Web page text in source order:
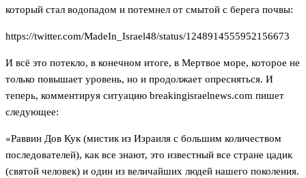
который стал водопадом и потемнел от смытой с берега почвы:
https://twitter.com/MadeIn_Israel48/status/1248914555952156673
И всё это потекло, в конечном итоге, в Мертвое море, которое не
только повышает уровень, но и продолжает опресняться. И
теперь, комментируя ситуацию breakingisraelnews.com пишет
следующее:
«Раввин Дов Кук (мистик из Израиля с большим количеством
последователей), как все знают, это известный все стране цадик
(святой человек) и один из величайших людей нашего поколения.